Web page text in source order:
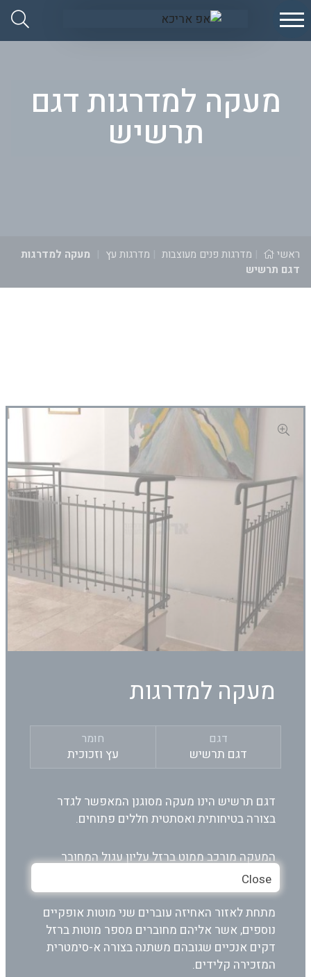
Skip
to
content
מעקה למדרגות דגם
תרשיש
ראשי מדרגות פנים מעוצבות מדרגות עץ
מעקה למדרגות
דגם תרשיש
מעקה למדרגות
דגם
דגם תרשיש
חומר
עץ וזכוכית
דגם תרשיש הינו מעקה מסוגנן המאפשר לגדר
בצורה בטיחותית ואסתטית חללים פתוחים.
המעקה מורכב ממוט ברזל עליון עגול המחובר
לקירות ולרצפה בחיבורים שאינם נראים לעין.
מתחת לאזור האחיזה עוברים שני מוטות אופקיים
נוספים, אשר אליהם מחוברים מספר מוטות ברזל
דקים אנכיים שגובהם משתנה בצורה א-סימטרית
המזכירה קלידים.
Close